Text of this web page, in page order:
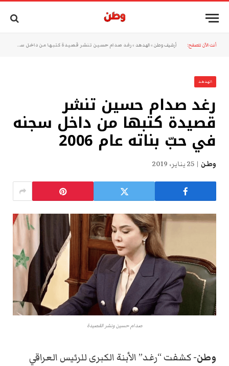
أنت الآن تتصفح: أرشيف وطن »الهدهد »رغد صدام حسين تنشر قصيدة كتبها من داخل سجنه في حبّ بناته عام 2006
الهدهد
رغد صدام حسين تنشر
قصيدة كتبها من داخل سجنه
في حبّ بناته عام 2006
وطن 25 يناير، 2019
صدام حسين ونشر القصيدة
وطن-كشفت “رغد” الأبنة الكبرى للرئيس العراقي